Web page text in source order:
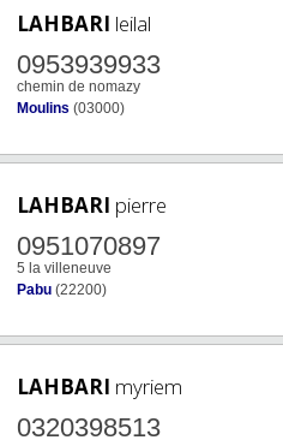
LAHBARI leilal
0953939933
chemin de nomazy
Moulins (03000)
LAHBARI pierre
0951070897
5 la villeneuve
Pabu (22200)
LAHBARI myriem
0320398513